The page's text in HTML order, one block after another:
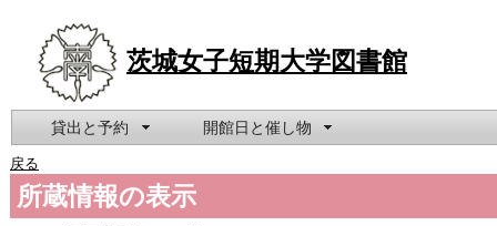
茨城女子短期大学図書館
貸出と予約 開館日と催し物
戻る
所蔵情報の表示